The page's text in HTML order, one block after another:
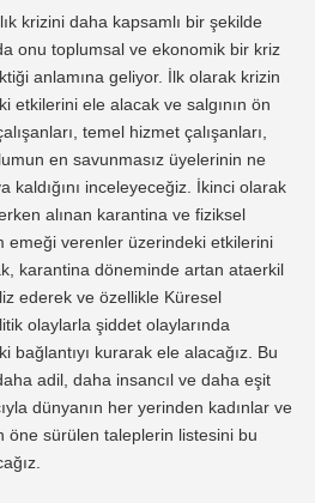
krizini daha kapsamlı bir şekilde
onu toplumsal ve ekonomik bir kriz
anlamına geliyor. İlk olarak krizin
etkilerini ele alacak ve salgının ön
temel hizmet çalışanları,
en savunmasız üyelerinin ne
kaldığını inceleyeceğiz. İkinci olarak
alınan karantina ve fiziksel
emeği verenler üzerindeki etkilerini
karantina döneminde artan ataerkil
ederek ve özellikle Küresel
olaylarla şiddet olaylarında
bağlantıyı kurarak ele alacağız. Bu
adil, daha insancıl ve daha eşit
dünyanın her yerinden kadınlar ve
öne sürülen taleplerin listesini bu